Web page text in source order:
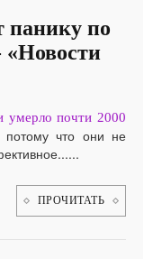
панику по
«Новости
умерло почти 2000
потому что они не
ПРОЧИТАТЬ